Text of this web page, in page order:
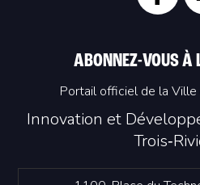
Innovation et
ABONNEZ-VOUS À
Portail officiel de la Ville